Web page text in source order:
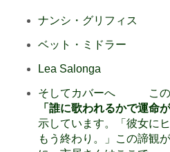
ナンシ・グリフィス
ベット・ミドラー
Lea Salonga
そしてカバーへ この曲
「誰に歌われるかで運命
示しています。「彼女に
もう終わり。」この諦観